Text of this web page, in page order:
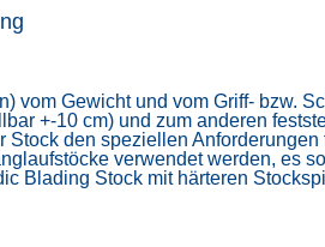
vom Gewicht und vom Griff- bzw.
+-10 cm) und zum anderen
den speziellen
verwendet werden, es
Blading Stock mit härteren